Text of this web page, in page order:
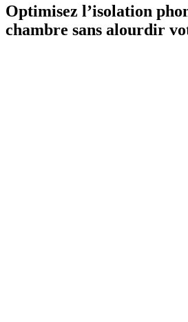
Optimisez l’isolation
chambre sans alourdir